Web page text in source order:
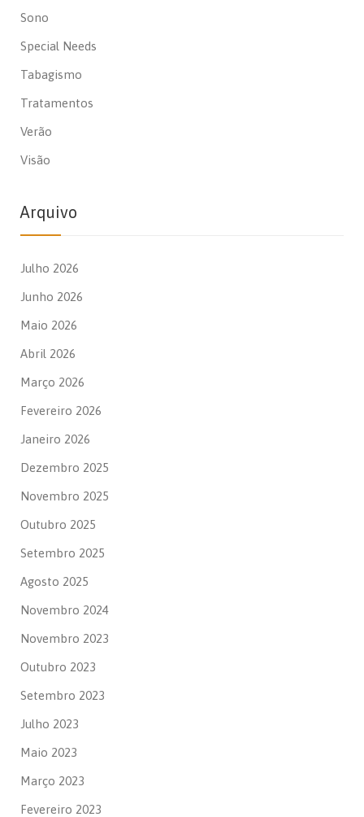
Sono
Special Needs
Tabagismo
Tratamentos
Verão
Visão
Arquivo
Julho 2026
Junho 2026
Maio 2026
Abril 2026
Março 2026
Fevereiro 2026
Janeiro 2026
Dezembro 2025
Novembro 2025
Outubro 2025
Setembro 2025
Agosto 2025
Novembro 2024
Novembro 2023
Outubro 2023
Setembro 2023
Julho 2023
Maio 2023
Março 2023
Fevereiro 2023